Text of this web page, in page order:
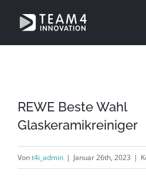
Inhalt
REWE Beste Wahl
Glaskeramikreiniger
Vont4i_admin | Januar 26th, 2023 |